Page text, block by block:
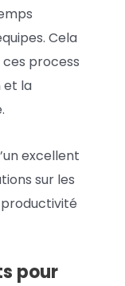
Cela
process
et la
excellent
sur les
pour